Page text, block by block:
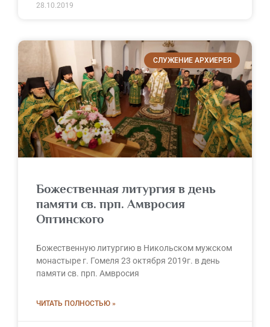
28.10.2019
СЛУЖЕНИЕ АРХИЕРЕЯ
Божественная литургия в день
памяти св. прп. Амвросия
Оптинского
Божественную литургию в Никольском мужском
монастыре г. Гомеля 23 октября 2019г. в день
памяти св. прп. Амвросия
ЧИТАТЬ ПОЛНОСТЬЮ »